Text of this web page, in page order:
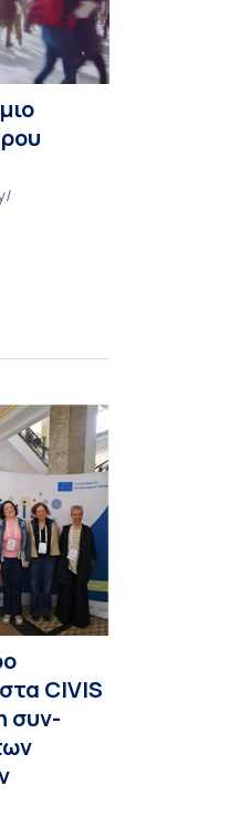
CIVIS
συν-